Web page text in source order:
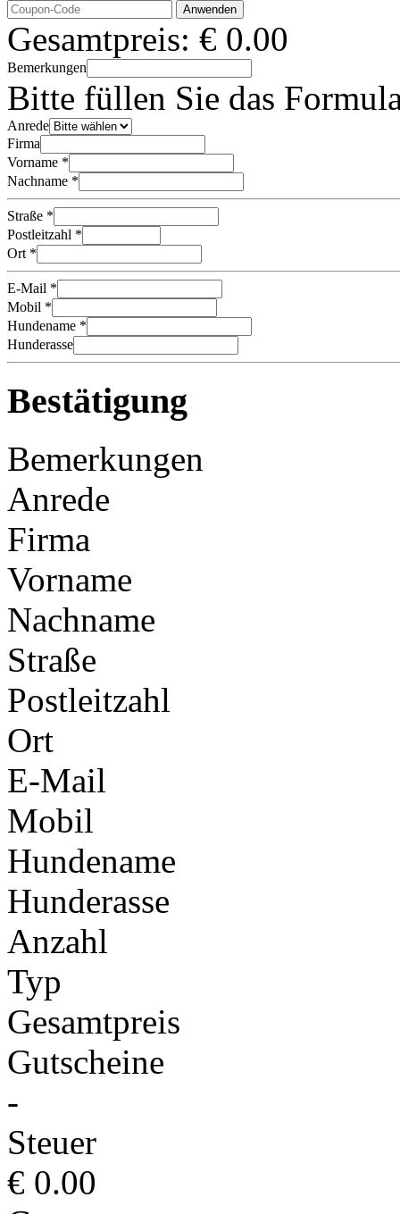
Anwenden
Gesamtpreis: € 0.00
Bemerkungen
Bitte füllen Sie das
Anrede
Firma
Vorname *
Nachname *
Straße *
Postleitzahl *
Ort *
E-Mail *
Mobil *
Hundename *
Hunderasse
Bestätigung
Bemerkungen
Anrede
Firma
Vorname
Nachname
Straße
Postleitzahl
Ort
E-Mail
Mobil
Hundename
Hunderasse
Anzahl
Typ
Gesamtpreis
Gutscheine
-
Steuer
€ 0.00